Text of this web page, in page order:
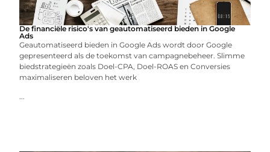
De financiële risico's van geautomatiseerd bieden in Google
Ads
Geautomatiseerd bieden in Google Ads wordt door Google
gepresenteerd als de toekomst van campagnebeheer. Slimme
biedstrategieën zoals Doel-CPA, Doel-ROAS en Conversies
maximaliseren beloven het werk
...